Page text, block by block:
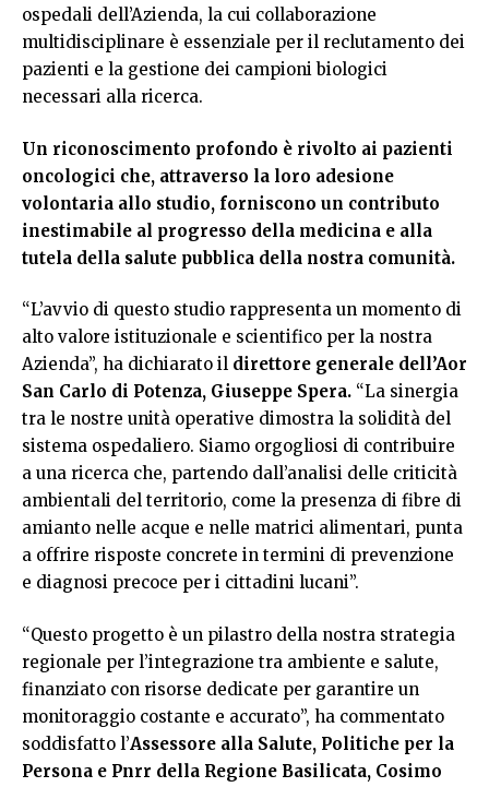
ospedali dell’Azienda, la cui collaborazione
multidisciplinare è essenziale per il reclutamento dei
pazienti e la gestione dei campioni biologici
necessari alla ricerca.
Un riconoscimento profondo è rivolto ai pazienti
oncologici che, attraverso la loro adesione
volontaria allo studio, forniscono un contributo
inestimabile al progresso della medicina e alla
tutela della salute pubblica della nostra comunità.
“L’avvio di questo studio rappresenta un momento di
alto valore istituzionale e scientifico per la nostra
Azienda”, ha dichiarato il direttore generale dell’Aor
San Carlo di Potenza, Giuseppe Spera. “La sinergia
tra le nostre unità operative dimostra la solidità del
sistema ospedaliero. Siamo orgogliosi di contribuire
a una ricerca che, partendo dall’analisi delle criticità
ambientali del territorio, come la presenza di fibre di
amianto nelle acque e nelle matrici alimentari, punta
a offrire risposte concrete in termini di prevenzione
e diagnosi precoce per i cittadini lucani”.
“Questo progetto è un pilastro della nostra strategia
regionale per l’integrazione tra ambiente e salute,
finanziato con risorse dedicate per garantire un
monitoraggio costante e accurato”, ha commentato
soddisfatto l’Assessore alla Salute, Politiche per la
Persona e Pnrr della Regione Basilicata, Cosimo